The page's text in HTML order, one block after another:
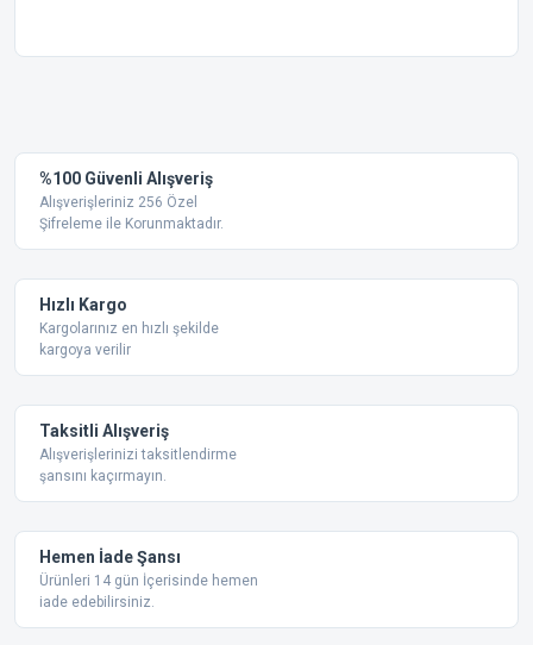
Ürün resmi kalitesiz, bozuk veya görüntülenemiyor.
Ürün açıklamasında eksik bilgiler bulunuyor.
Bu ürüne benzer farklı alternatifler olmalı.
%100 Güvenli Alışveriş
Alışverişleriniz 256 Özel
Şifreleme ile Korunmaktadır.
Hızlı Kargo
Kargolarınız en hızlı şekilde
kargoya verilir
Taksitli Alışveriş
Alışverişlerinizi taksitlendirme
şansını kaçırmayın.
Hemen İade Şansı
Ürünleri 14 gün İçerisinde hemen
iade edebilirsiniz.